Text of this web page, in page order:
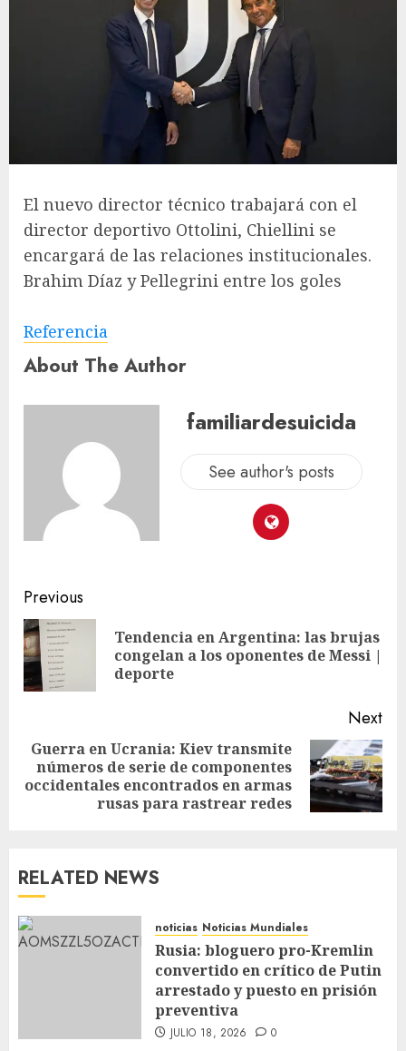
El nuevo director técnico trabajará con el
director deportivo Ottolini, Chiellini se
encargará de las relaciones institucionales.
Brahim Díaz y Pellegrini entre los goles
Referencia
About The Author
familiardesuicida
See author's posts
Previous
Tendencia en Argentina: las brujas
congelan a los oponentes de Messi |
deporte
Next
Guerra en Ucrania: Kiev transmite
números de serie de componentes
occidentales encontrados en armas
rusas para rastrear redes
RELATED NEWS
noticias Noticias Mundiales
Rusia: bloguero pro-Kremlin
convertido en crítico de Putin
arrestado y puesto en prisión
preventiva
JULIO 18, 2026 0